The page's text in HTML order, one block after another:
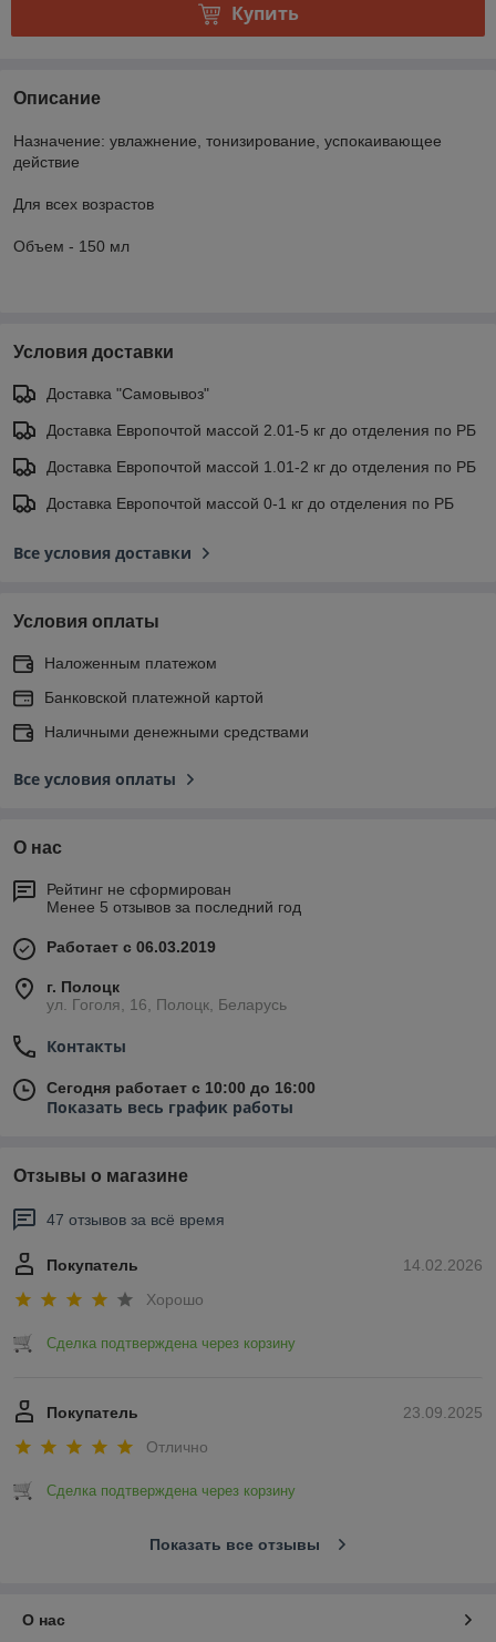
Купить
Описание
Назначение: увлажнение, тонизирование, успокаивающее
действие
Для всех возрастов
Объем - 150 мл
Условия доставки
Доставка "Самовывоз"
Доставка Европочтой массой 2.01-5 кг до отделения по РБ
Доставка Европочтой массой 1.01-2 кг до отделения по РБ
Доставка Европочтой массой 0-1 кг до отделения по РБ
Все условия доставки
Условия оплаты
Наложенным платежом
Банковской платежной картой
Наличными денежными средствами
Все условия оплаты
О нас
Рейтинг не сформирован
Менее 5 отзывов за последний год
Работает с 06.03.2019
г. Полоцк
ул. Гоголя, 16, Полоцк, Беларусь
Контакты
Сегодня работает с 10:00 до 16:00
Показать весь график работы
Отзывы о магазине
47 отзывов за всё время
14.02.2026
Покупатель
Хорошо
Сделка подтверждена через корзину
23.09.2025
Покупатель
Отлично
Сделка подтверждена через корзину
Показать все отзывы
О нас